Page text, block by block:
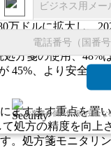
お客様の個人情報の完全
万ドルに拡大し、
方箋の使用、
45%、より安全な
ますます重点を
処方の精度を向
。処方箋モニタ